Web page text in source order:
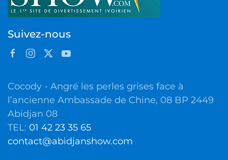
Suivez-nous
Cocody - Angré les perles grises face à
l’ancienne Ambassade de Chine, 08 BP 2449
Abidjan 08
TEL: 01 42 23 35 65
contact@abidjanshow.com